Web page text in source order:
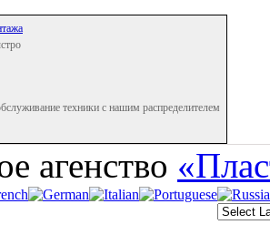
техники с нашим распределителем
агенство